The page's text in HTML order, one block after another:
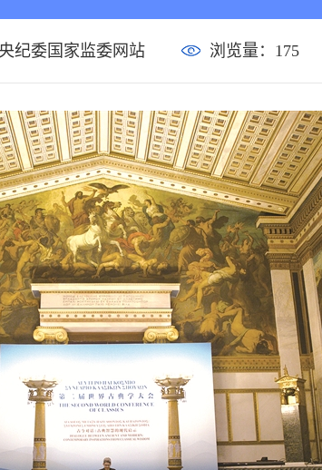
纪委国家监委网站 浏览量： 175